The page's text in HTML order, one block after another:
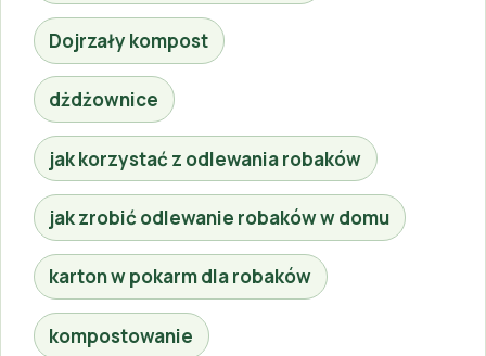
Dojrzały kompost
dżdżownice
jak korzystać z odlewania robaków
jak zrobić odlewanie robaków w domu
karton w pokarm dla robaków
kompostowanie